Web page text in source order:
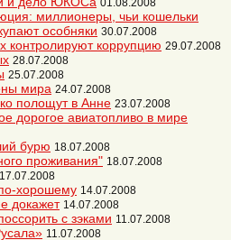
01.08.2008
миллионеры, чьи кошельки
особняки 30.07.2008
контролируют коррупцию 29.07.2008
28.07.2008
25.07.2008
мира 24.07.2008
полощут в Анне 23.07.2008
дорогое авиатопливо в мире
бурю 18.07.2008
проживания" 18.07.2008
17.07.2008
хорошему 14.07.2008
докажет 14.07.2008
с зэками 11.07.2008
11.07.2008